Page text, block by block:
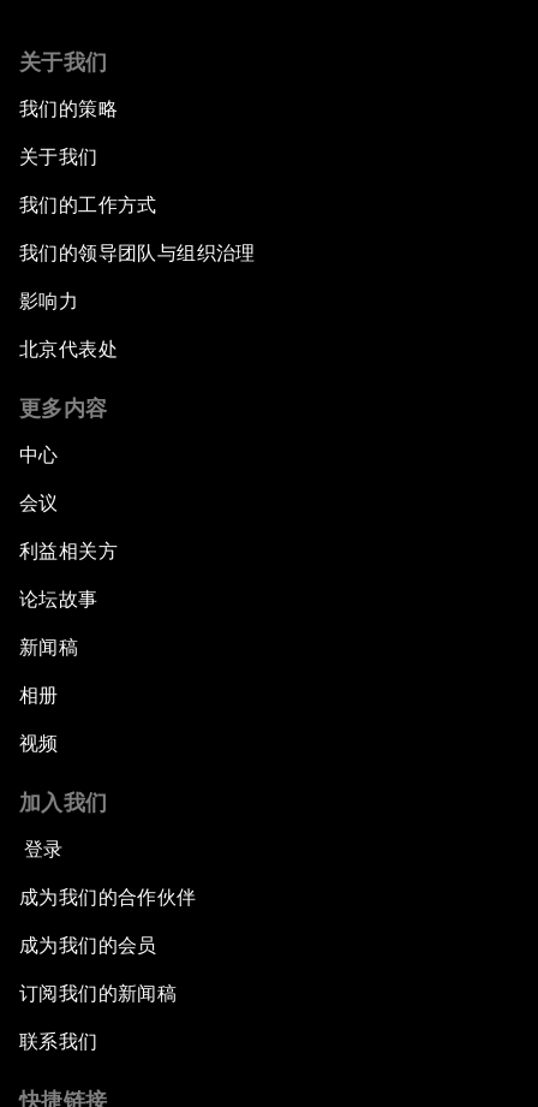
关于我们
我们的策略
关于我们
我们的工作方式
我们的领导团队与组织治理
影响力
北京代表处
更多内容
中心
会议
利益相关方
论坛故事
新闻稿
相册
视频
加入我们
登录
成为我们的合作伙伴
成为我们的会员
订阅我们的新闻稿
联系我们
快捷链接